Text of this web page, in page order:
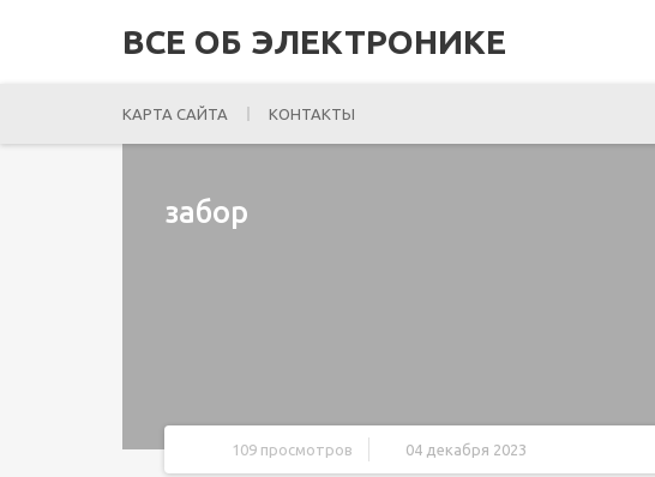
ВСЕ ОБ ЭЛЕКТРОНИКЕ
КАРТА САЙТА КОНТАКТЫ
забор
109 просмотров 04 декабря 2023